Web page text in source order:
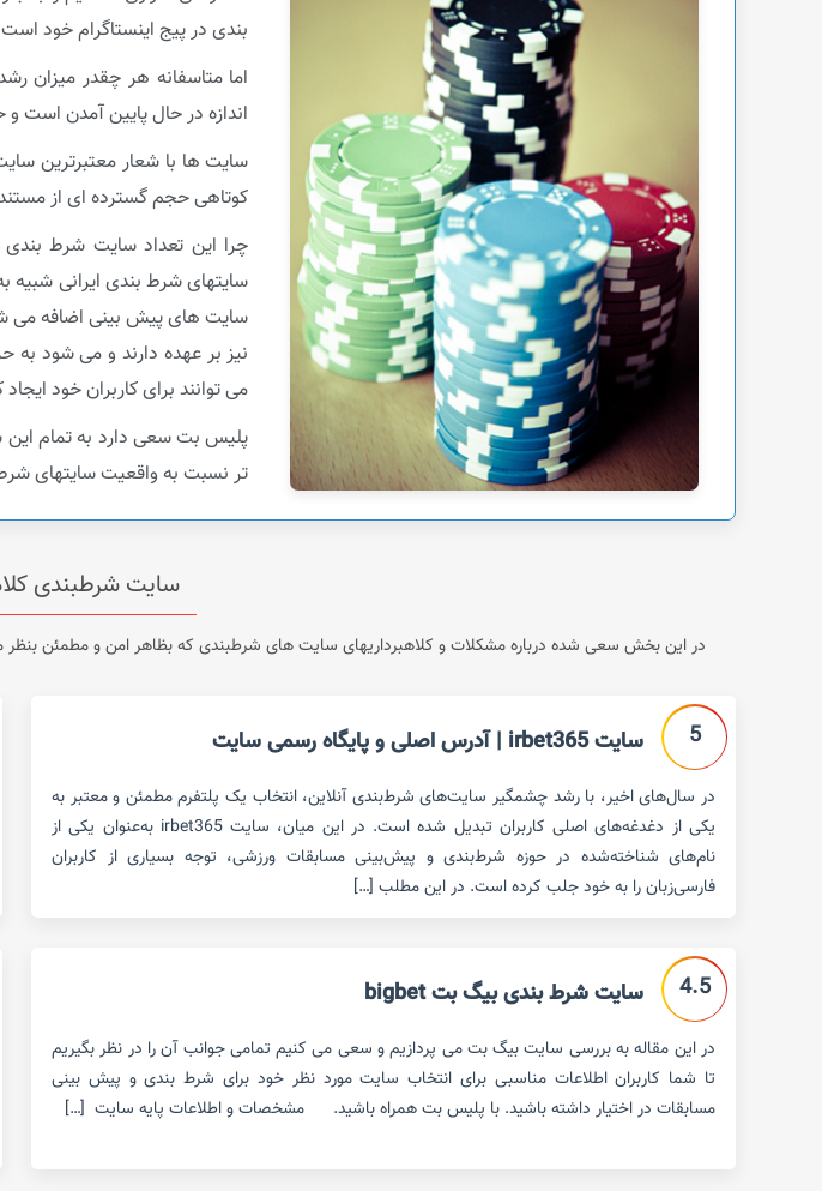
بندی در پیج اینستاگرام خود
اما متاسفانه هر چقدر میزان
اندازه در حال پایین آمدن است
سایت ها با شعار معتبرترین
کوتاهی حجم گسترده ای از
چرا این تعداد سایت شرط بندی
سایتهای شرط بندی ایرانی
سایت های پیش بینی اضافه می
نیز بر عهده دارند و می شود
می توانند برای کاربران خود ایجاد
پلیس بت سعی دارد به تمام این
تر نسبت به واقعیت سایتهای شرط
سایت شرطبندی
در این بخش سعی شده درباره مشکلات و کلاهبرداریهای سایت های شرطبندی که بظاهر امن و مطمئن بنظر
5 سایت irbet365 | آدرس اصلی و پایگاه رسمی سایت
در سال‌های اخیر، با رشد چشمگیر سایت‌های شرط‌بندی آنلاین، انتخاب یک پلتفرم مطمئن و معتبر به
یکی از دغدغه‌های اصلی کاربران تبدیل شده است. در این میان، سایت irbet365 به‌عنوان یکی از
نام‌های شناخته‌شده در حوزه شرط‌بندی و پیش‌بینی مسابقات ورزشی، توجه بسیاری از کاربران
فارسی‌زبان را به خود جلب کرده است. در این مطلب […]
4.5 سایت شرط بندی بیگ بت bigbet
در این مقاله به بررسی سایت بیگ بت می پردازیم و سعی می کنیم تمامی جوانب آن را در نظر بگیریم
تا شما کاربران اطلاعات مناسبی برای انتخاب سایت مورد نظر خود برای شرط بندی و پیش بینی
مسابقات در اختیار داشته باشید. با پلیس بت همراه باشید. مشخصات و اطلاعات پایه سایت […]